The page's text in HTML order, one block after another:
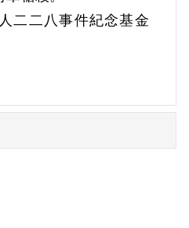
二二八事件紀念基金